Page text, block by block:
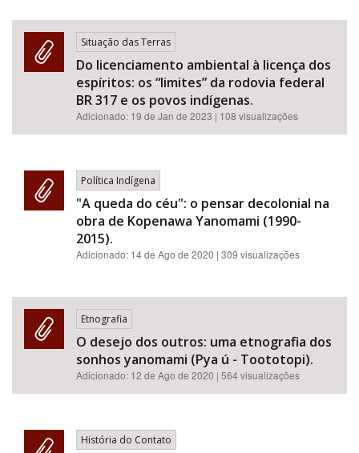
Situação das Terras
Do licenciamento ambiental à licença dos
espíritos: os “limites” da rodovia federal
BR 317 e os povos indígenas.
Adicionado: 19 de Jan de 2023 | 108 visualizações
Política Indígena
"A queda do céu": o pensar decolonial na
obra de Kopenawa Yanomami (1990-
2015).
Adicionado: 14 de Ago de 2020 | 309 visualizações
Etnografia
O desejo dos outros: uma etnografia dos
sonhos yanomami (Pya ú - Toototopi).
Adicionado: 12 de Ago de 2020 | 564 visualizações
História do Contato